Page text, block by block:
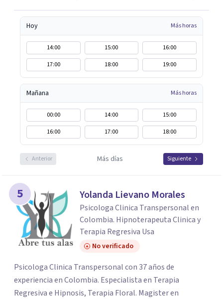
Hoy Más horas
14:00 15:00
16:00
17:00
18:00 19:00
Mañana Más horas
00:00 14:00
15:00
16:00
17:00 18:00
Anterior Más días Siguiente
5 Yolanda Lievano Morales
Psicologa Clinica Transpersonal en
Colombia. Hipnoterapeuta Clinica y
Terapia Regresiva Usa
No verificado
Psicologa Clinica Transpersonal con 37 años de
experiencia en Colombia. Especialista en Terapia
Regresiva e Hipnosis, Terapia Floral. Magister en